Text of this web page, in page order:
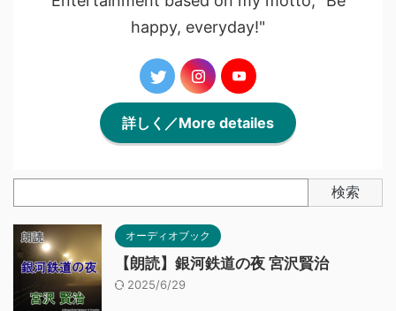
happy, everyday!"
詳しく／More detailes
検索
オーディオブック
【朗読】銀河鉄道の夜 宮沢賢治
2025/6/29